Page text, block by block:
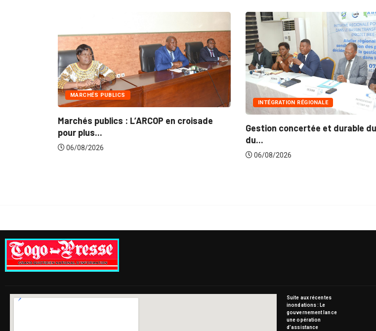
MARCHÉS PUBLICS
Marchés publics : L’ARCOP en croisade
pour plus...
06/08/2026
INTÉGRATION RÉGIONALE
Gestion concertée et durable du Bassin
06/08/2026
Suite aux récentes
inondations : Le
gouvernement lance
une opération
d’assistance